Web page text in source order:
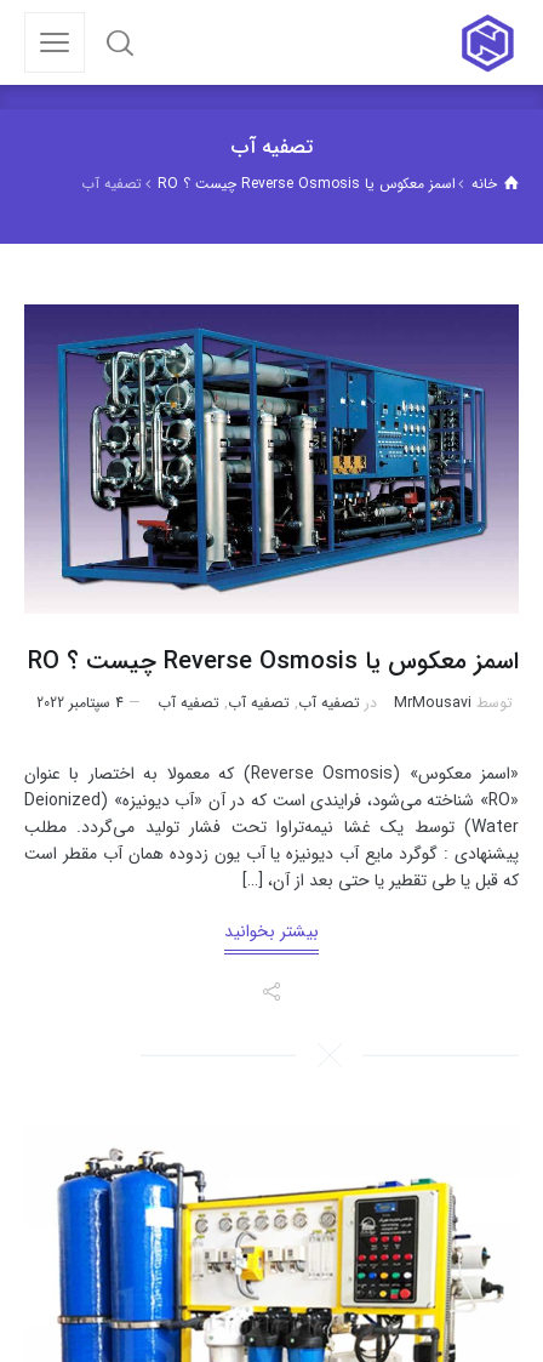
تصفیه آب
خانه اسمز معکوس یا Reverse Osmosis چیست ؟ RO تصفیه آب
اسمز معکوس یا Reverse Osmosis چیست ؟ RO
توسط MrMousavi در تصفیه آب, تصفیه آب, تصفیه آب 4 سپتامبر 2022
«اسمز معکوس» (Reverse Osmosis) که معمولا به اختصار با عنوان
«RO» شناخته می‌شود، فرایندی است که در آن «آب دیونیزه» (Deionized
Water) توسط یک غشا نیمه‌تراوا تحت فشار تولید می‌گردد. مطلب
پیشنهادی : گوگرد مایع آب دیونیزه یا آب یون زدوده همان آب مقطر است
که قبل یا طی تقطیر یا حتی بعد از آن، […]
بیشتر بخوانید